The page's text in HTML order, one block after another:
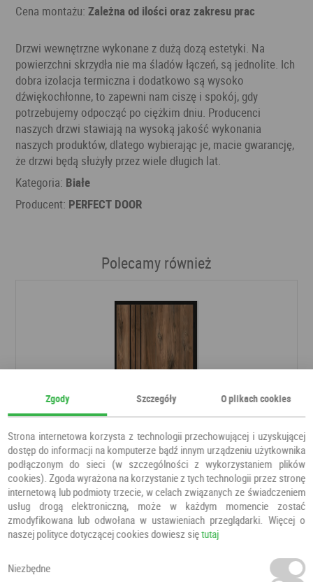
Cena montażu:Zależna od ilości oraz zakresu prac
Drzwi wewnętrzne wykonane z dużą dozą estetyki. Na
powierzchni skrzydła nie ma śladów łączeń, są jednolite. Ich
dobra izolacja termiczna i dodatkowo są wysoko
dźwiękochłonne, to zapewni nam ciszę i spokój, gdy
potrzebujemy odpocząć po ciężkim dniu. Producenci
naszych drzwi stawiają na wysoką jakość wykonania
naszych produktów, dlatego wybierając je, macie gwarancję,
że drzwi będą służyły przez wiele długich lat.
Kategoria: Białe
Producent: PERFECT DOOR
Polecamy również
Drzwi Porto Pro 1
Drzwi pokojoweESSTILO
Zgody Szczegóły O plikach cookies
Strona internetowa korzysta z technologii przechowującej i uzyskującej
dostęp do informacji na komputerze bądź innym urządzeniu użytkownika
podłączonym do sieci (w szczególności z wykorzystaniem plików
cookies). Zgoda wyrażona na korzystanie z tych technologii przez stronę
internetową lub podmioty trzecie, w celach związanych ze świadczeniem
usług drogą elektroniczną, może w każdym momencie zostać
zmodyfikowana lub odwołana w ustawieniach przeglądarki. Więcej o
naszej polityce dotyczącej cookies dowiesz siętutaj
Niezbędne